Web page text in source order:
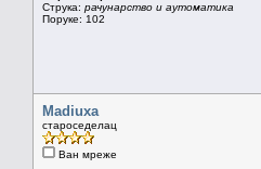
Струка: рачунарство и аутоматика
Поруке: 102
Madiuxa
староседелац
Ван мреже